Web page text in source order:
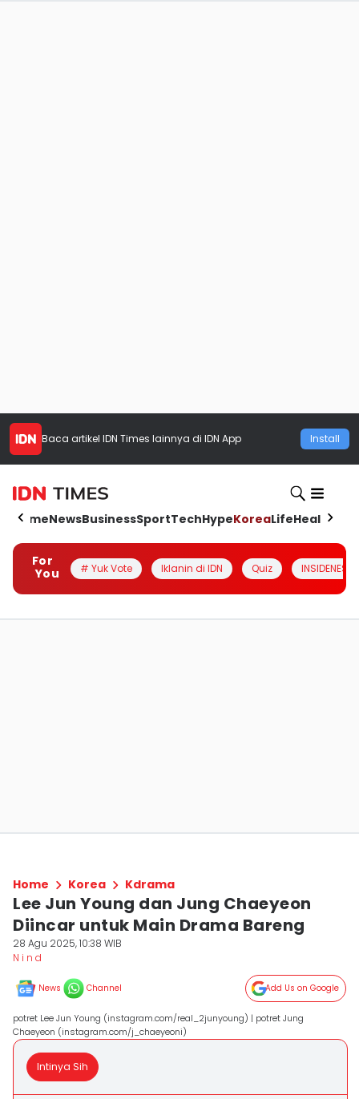
Baca artikel IDN Times lainnya di IDN App Install
HomeNewsBusinessSportTechHypeKoreaLifeHealth
For
You
# Yuk Vote Iklanin di IDN Quiz INSIDENESIA
Home Korea Kdrama
Lee Jun Young dan Jung Chaeyeon
Diincar untuk Main Drama Bareng
28 Agu 2025, 10:38 WIB
N i n d
News Channel Add Us on Google
potret Lee Jun Young (instagram.com/real_2junyoung) | potret Jung
Chaeyeon (instagram.com/j_chaeyeoni)
Intinya Sih